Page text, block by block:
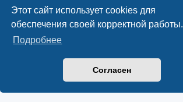
Этот сайт использует cookies для
обеспечения своей корректной работы.
Подробнее
Согласен